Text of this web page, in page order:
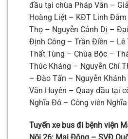
đầu tại chùa Pháp Vân –
Hoàng Liệt – KĐT Linh
Thọ – Nguyễn Cảnh Dị –
Định Công – Trần Điền – Lê
Thất Tùng – Chùa Bộc –
Thúc Kháng – Nguyễn Chí
– Đào Tấn – Nguyễn Khánh
Văn Huyên – Quay đầu tại
Nghĩa Đô – Công viên
Tuyến xe bus đi bệnh viện